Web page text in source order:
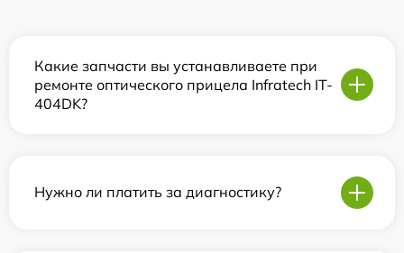
Какие запчасти вы устанавливаете при
ремонте оптического прицела Infratech IT-
404DK?
Нужно ли платить за диагностику?